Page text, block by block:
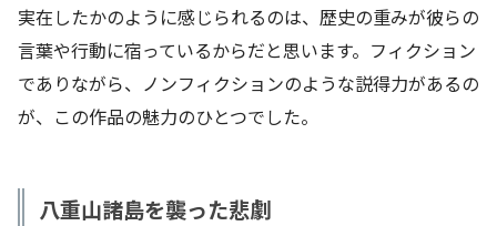
実在したかのように感じられるのは、歴史の重みが彼らの
言葉や行動に宿っているからだと思います。フィクション
でありながら、ノンフィクションのような説得力があるの
が、この作品の魅力のひとつでした。
八重山諸島を襲った悲劇